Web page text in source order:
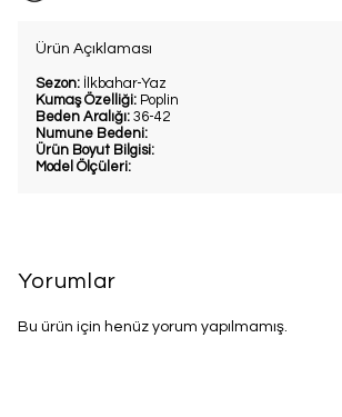
Ürün Açıklaması
Sezon: İlkbahar-Yaz
Kumaş Özelliği: Poplin
Beden Aralığı: 36-42
Numune Bedeni:
Ürün Boyut Bilgisi:
Model Ölçüleri:
Yorumlar
Bu ürün için henüz yorum yapılmamış.